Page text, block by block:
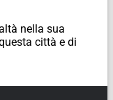
nella sua
città e di